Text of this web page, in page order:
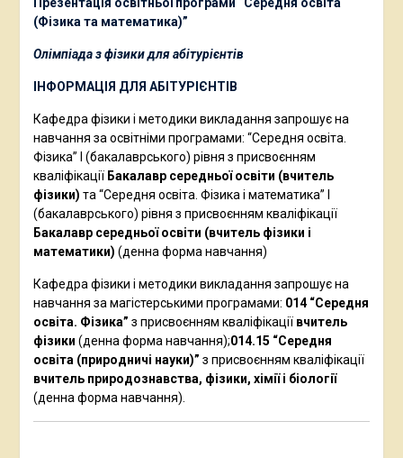
(Фізика та математика)”
Олімпіада з фізики для абітурієнтів
ІНФОРМАЦІЯ ДЛЯ АБІТУРІЄНТІВ
Кафедра фізики і методики викладання запрошує на
навчання за освітніми програмами: “Середня освіта.
Фізика” І (бакалаврського) рівня з присвоєнням
кваліфікації Бакалавр середньої освіти (вчитель
фізики) та “Середня освіта. Фізика і математика” І
(бакалаврського) рівня з присвоєнням кваліфікації
Бакалавр середньої освіти (вчитель фізики і
математики) (денна форма навчання)
Кафедра фізики і методики викладання запрошує на
навчання за магістерськими програмами: 014 “Середня
освіта. Фізика” з присвоєнням кваліфікаціївчитель
фізики (денна форма навчання);014.15 “Середня
освіта (природничі науки)” з присвоєнням кваліфікації
вчитель природознавства, фізики, хімії і біології
(денна форма навчання).